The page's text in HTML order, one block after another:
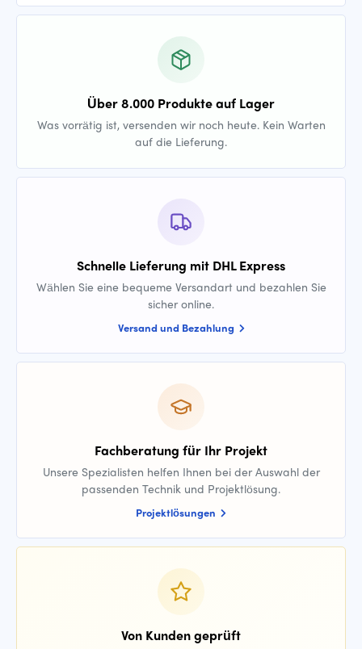
Über 8.000 Produkte auf Lager
Was vorrätig ist, versenden wir noch heute. Kein Warten
auf die Lieferung.
Schnelle Lieferung mit DHL Express
Wählen Sie eine bequeme Versandart und bezahlen Sie
sicher online.
Versand und Bezahlung
Fachberatung für Ihr Projekt
Unsere Spezialisten helfen Ihnen bei der Auswahl der
passenden Technik und Projektlösung.
Projektlösungen
Von Kunden geprüft